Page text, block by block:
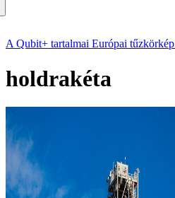
A Qubit+ tartalmai Európai tűzkörkép
holdrakéta